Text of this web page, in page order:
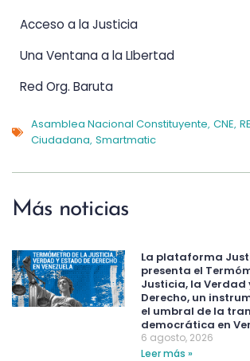
Acceso a la Justicia
Una Ventana a la LIbertad
Red Org. Baruta
Asamblea Nacional Constituyente, CNE,
Ciudadana, Smartmatic
Más noticias
La plataforma
presenta el
Justicia, la Verdad
Derecho, un
el umbral de la
democrática en
6 agosto, 2026
Leer más »